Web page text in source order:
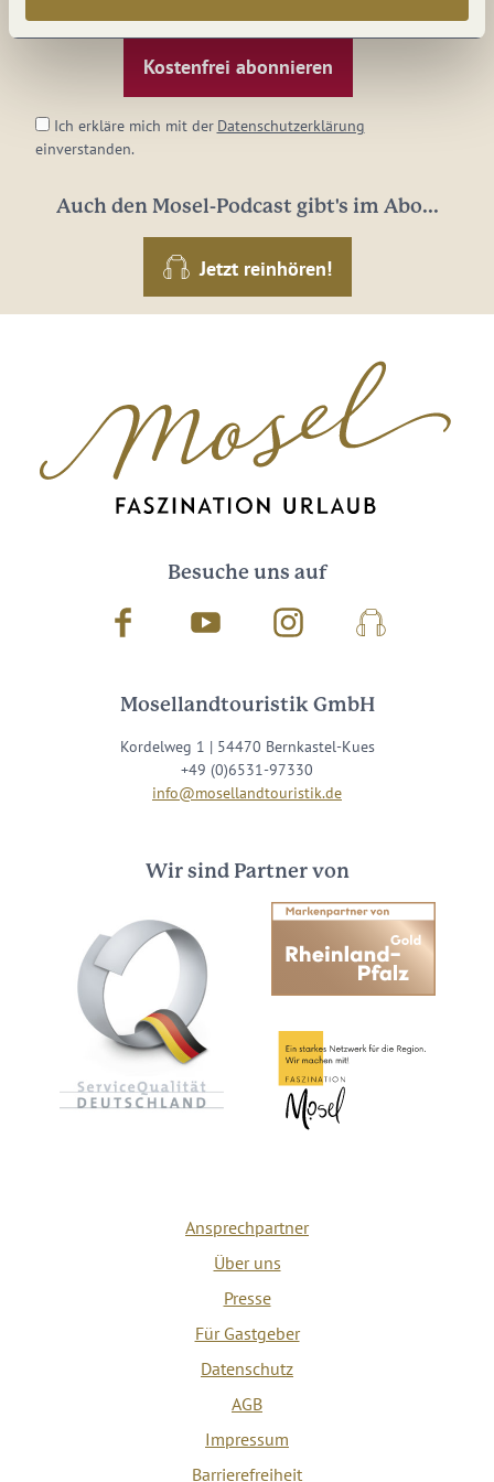
E-
Mail-
Adresse:
Ich erkläre mich mit der Datenschutzerklärung
einverstanden.
Auch den Mosel-Podcast gibt's im Abo...
Jetzt reinhören!
Besuche uns auf
Facebook Youtube InstagramPodcast
Mosellandtouristik GmbH
Kordelweg 1 | 54470 Bernkastel-Kues
+49 (0)6531-97330
info@mosellandtouristik.de
Wir sind Partner von
Ansprechpartner
Über uns
Presse
Für Gastgeber
Datenschutz
AGB
Impressum
Barrierefreiheit